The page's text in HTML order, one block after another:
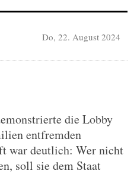
Do, 22. August 2024
die Lobby
entfremden
war deutlich: Wer nicht
soll sie dem Staat